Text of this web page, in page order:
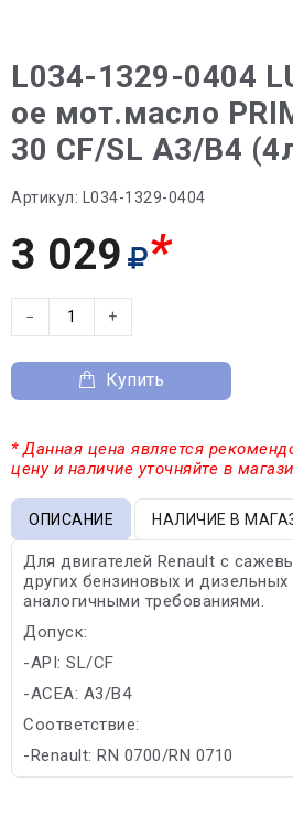
L034-1329-0404
ое мот.масло
30 CF/SL A3/B4
Артикул: L034-1329-0404
3 029 *
− +
Купить
* Данная цена является
цену и наличие уточняйте в
ОПИСАНИЕ НАЛИЧИЕ В
Для двигателей Renault с
других бензиновых и
аналогичными требованиями.
Допуск:
-API: SL/CF
-ACEA: A3/B4
Соответствие:
-Renault: RN 0700/RN 0710